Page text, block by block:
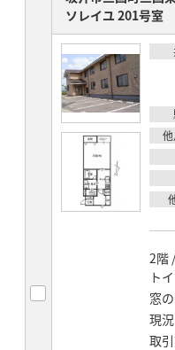
ソレイユ 201号室
2階
ト
窓
現況
取